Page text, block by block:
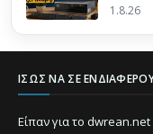
1.8.26
ΊΣΩΣ ΝΑ ΣΕ
Είπαν για το dwrean.net